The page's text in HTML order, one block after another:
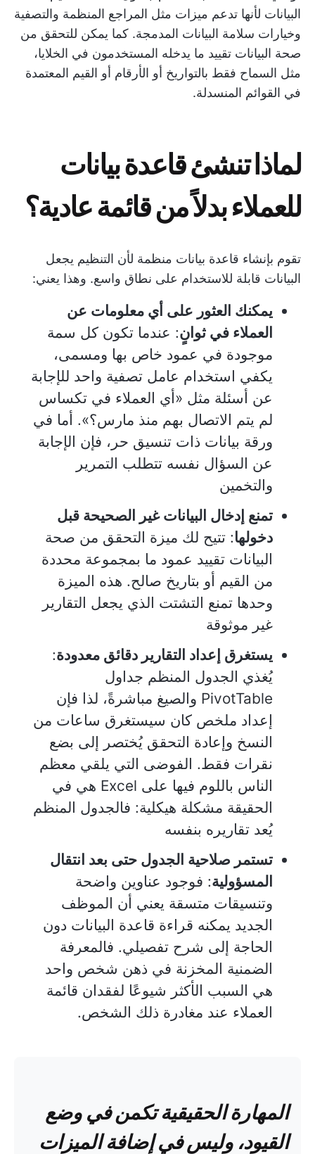
البيانات لأنها تدعم ميزات مثل المراجع المنظمة والتصفية
وخيارات سلامة البيانات المدمجة. كما يمكن للتحقق من
صحة البيانات تقييد ما يدخله المستخدمون في الخلايا،
مثل السماح فقط بالتواريخ أو الأرقام أو القيم المعتمدة
في القوائم المنسدلة.
لماذا تنشئ قاعدة بيانات
للعملاء بدلاً من قائمة عادية؟
تقوم بإنشاء قاعدة بيانات منظمة لأن التنظيم يجعل
البيانات قابلة للاستخدام على نطاق واسع. وهذا يعني:
يمكنك العثور على أي معلومات عن
العملاء في ثوانٍ: عندما تكون كل سمة
موجودة في عمود خاص بها ومسمى،
يكفي استخدام عامل تصفية واحد للإجابة
عن أسئلة مثل «أي العملاء في تكساس
لم يتم الاتصال بهم منذ مارس؟». أما في
ورقة بيانات ذات تنسيق حر، فإن الإجابة
عن السؤال نفسه تتطلب التمرير
والتخمين
تمنع إدخال البيانات غير الصحيحة قبل
دخولها: تتيح لك ميزة التحقق من صحة
البيانات تقييد عمود ما بمجموعة محددة
من القيم أو بتاريخ صالح. هذه الميزة
وحدها تمنع التشتت الذي يجعل التقارير
غير موثوقة
يستغرق إعداد التقارير دقائق معدودة:
يُغذي الجدول المنظم جداول
PivotTable والصيغ مباشرةً، لذا فإن
إعداد ملخص كان سيستغرق ساعات من
النسخ وإعادة التحقق يُختصر إلى بضع
نقرات فقط. الفوضى التي يلقي معظم
الناس باللوم فيها على Excel هي في
الحقيقة مشكلة هيكلية: فالجدول المنظم
يُعد تقاريره بنفسه
تستمر صلاحية الجدول حتى بعد انتقال
المسؤولية: فوجود عناوين واضحة
وتنسيقات متسقة يعني أن الموظف
الجديد يمكنه قراءة قاعدة البيانات دون
الحاجة إلى شرح تفصيلي. فالمعرفة
الضمنية المخزنة في ذهن شخص واحد
هي السبب الأكثر شيوعًا لفقدان قائمة
العملاء عند مغادرة ذلك الشخص.
المهارة الحقيقية تكمن في وضع
القيود، وليس في إضافة الميزات